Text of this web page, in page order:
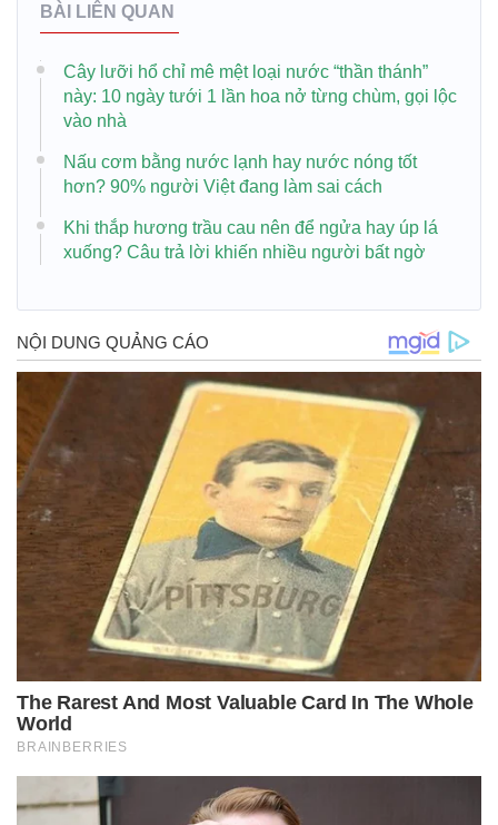
BÀI LIÊN QUAN
Cây lưỡi hổ chỉ mê mệt loại nước “thần thánh”
này: 10 ngày tưới 1 lần hoa nở từng chùm, gọi lộc
vào nhà
Nấu cơm bằng nước lạnh hay nước nóng tốt
hơn? 90% người Việt đang làm sai cách
Khi thắp hương trầu cau nên để ngửa hay úp lá
xuống? Câu trả lời khiến nhiều người bất ngờ